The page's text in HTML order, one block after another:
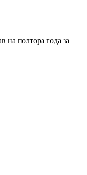
на полтора года за